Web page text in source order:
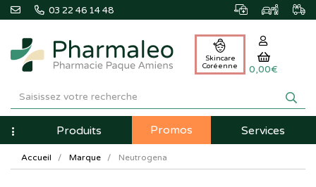
03 22 46 14 48
Pharmaleo
Pharmacie
Paque
Amiens
Skincare
Coréenne
0,00€
NavigationProduits Promos Services
Accueil Marque Neutrogena